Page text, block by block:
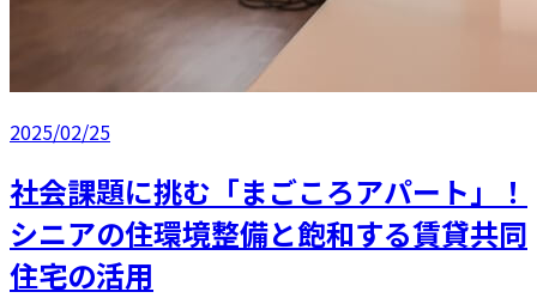
2025/02/25
社会課題に挑む「まごころアパート」！
シニアの住環境整備と飽和する賃貸共同
住宅の活用